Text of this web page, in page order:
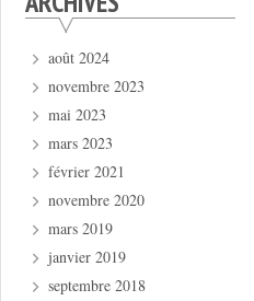
août 2024
novembre 2023
mai 2023
mars 2023
février 2021
novembre 2020
mars 2019
janvier 2019
septembre 2018